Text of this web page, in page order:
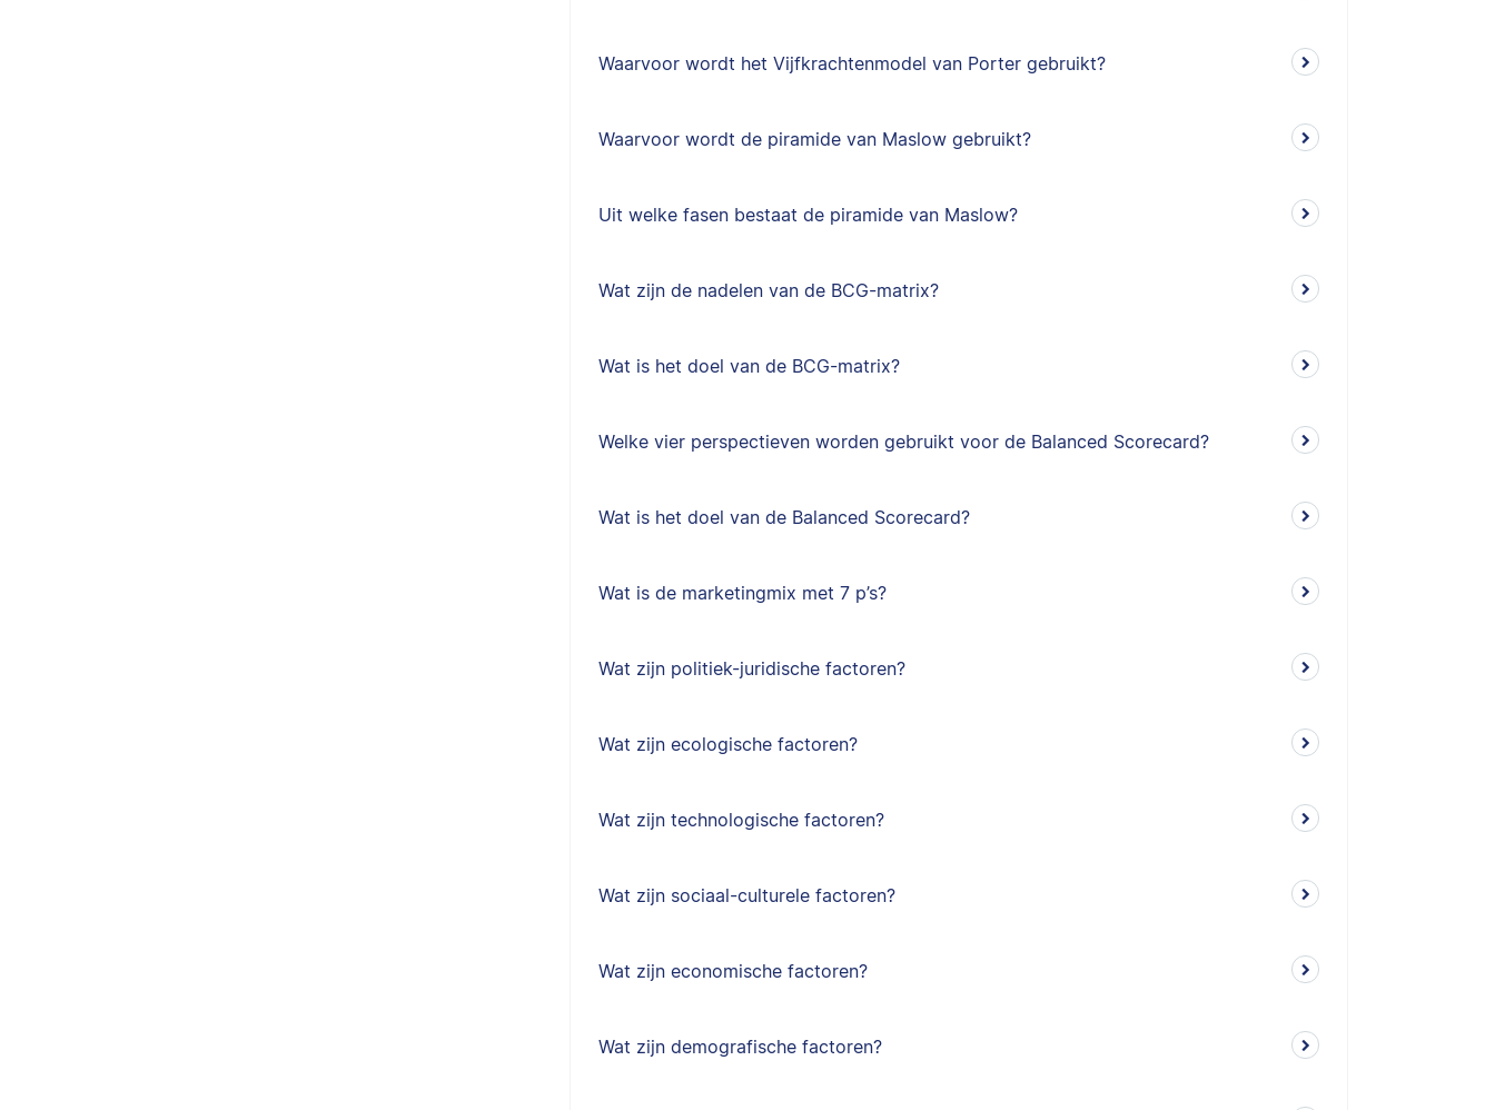
Waarvoor wordt het Vijfkrachtenmodel van Porter gebruikt?
Waarvoor wordt de piramide van Maslow gebruikt?
Uit welke fasen bestaat de piramide van Maslow?
Wat zijn de nadelen van de BCG-matrix?
Wat is het doel van de BCG-matrix?
Welke vier perspectieven worden gebruikt voor de Balanced Scorecard?
Wat is het doel van de Balanced Scorecard?
Wat is de marketingmix met 7 p’s?
Wat zijn politiek-juridische factoren?
Wat zijn ecologische factoren?
Wat zijn technologische factoren?
Wat zijn sociaal-culturele factoren?
Wat zijn economische factoren?
Wat zijn demografische factoren?